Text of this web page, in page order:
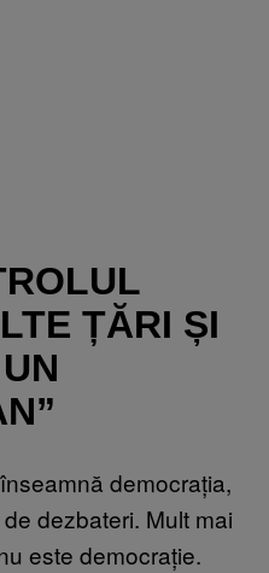
ȚĂRI ȘI
democrația,
dezbateri. Mult mai
este democrație.